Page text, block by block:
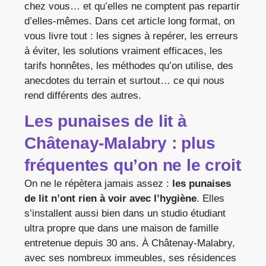
chez vous… et qu’elles ne comptent pas repartir
d’elles-mêmes. Dans cet article long format, on
vous livre tout : les signes à repérer, les erreurs
à éviter, les solutions vraiment efficaces, les
tarifs honnêtes, les méthodes qu’on utilise, des
anecdotes du terrain et surtout… ce qui nous
rend différents des autres.
Les punaises de lit à
Châtenay-Malabry : plus
fréquentes qu’on ne le croit
On ne le répètera jamais assez : les punaises
de lit n’ont rien à voir avec l’hygiène. Elles
s’installent aussi bien dans un studio étudiant
ultra propre que dans une maison de famille
entretenue depuis 30 ans. À Châtenay-Malabry,
avec ses nombreux immeubles, ses résidences